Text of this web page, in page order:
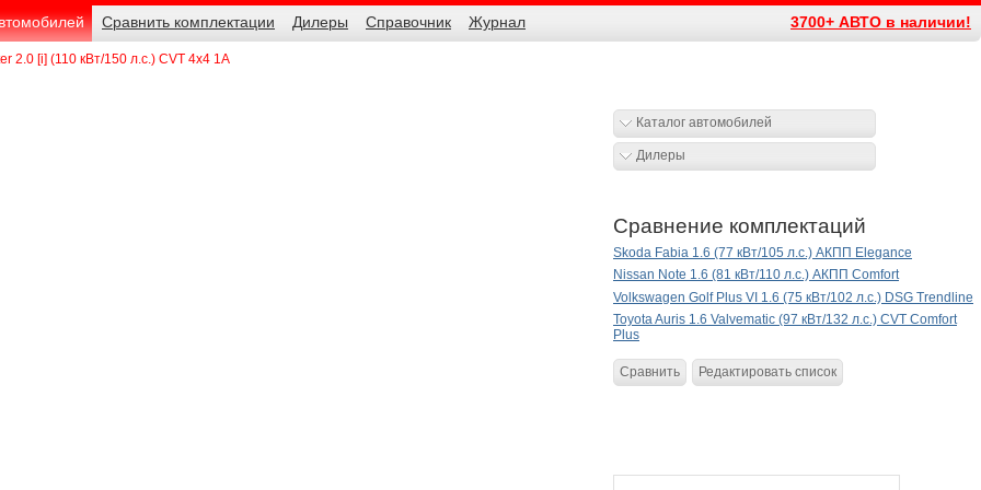
Сравнить комплектации Дилеры Справочник Журнал 3700+ АВТО в наличии!
2.0 [i] (110 кВт/150 л.с.) CVT 4x4 1A
Каталог автомобилей
Дилеры
Сравнение комплектаций
Skoda Fabia 1.6 (77 кВт/105 л.с.) АКПП Elegance
Nissan Note 1.6 (81 кВт/110 л.с.) АКПП Comfort
Volkswagen Golf Plus VI 1.6 (75 кВт/102 л.с.) DSG Trendline
Toyota Auris 1.6 Valvematic (97 кВт/132 л.с.) CVT Comfort
Plus
Сравнить Редактировать список